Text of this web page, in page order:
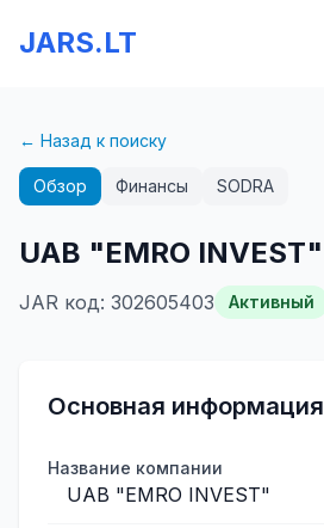
JARS.LT
← Назад к поиску
Обзор Финансы SODRA
UAB "EMRO INVEST"
JAR код: 302605403 Активный
Основная информация
Название компании
UAB "EMRO INVEST"